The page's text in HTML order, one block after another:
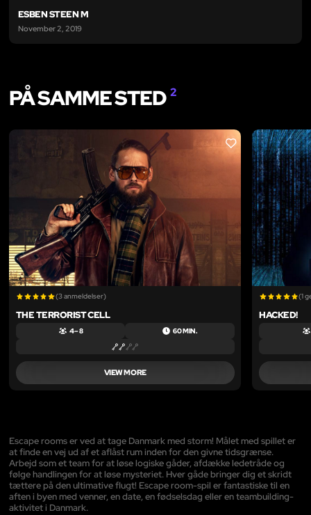
ESBEN STEEN M
November 2, 2019
PÅ SAMME STED 2
LIKE
(3 anmeldelser)
THE TERRORIST CELL
4 – 8 60 MIN.
VIEW MORE
(1
HACKED!
Escape rooms er ved at tage Danmark med storm! Målet med spillet er
at finde en vej ud af et aflåst rum inden for den givne tidsgrænse.
Arbejd som et team for at løse logiske gåder, afdække ledetråde og
følge handlingen for at løse mysteriet. Hver gåde bringer dig et skridt
tættere på den ultimative flugt! Escape room-spil er fantastiske til en
aften i byen med venner, en date, en fødselsdag eller en teambuilding-
aktivitet i Danmark.